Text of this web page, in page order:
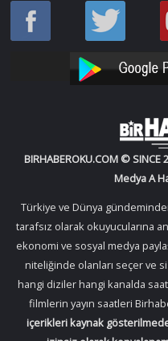
Haber
Oku
Haber
Oku
BIRHABEROKU.COM ©
Medya A
Türkiye ve Dünya
tarafsız olarak okuyucularına
ekonomi ve sosyal medya
niteliğinde olanları seçer ve
hangi diziler hangi kanalda
filmlerin yayın saatleri
içerikleri kaynak